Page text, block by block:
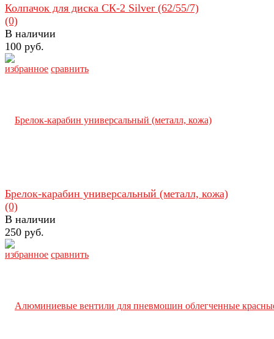
избранное сравнить
Колпачок для диска СК-2 Silver (62/55/7)
(0)
В наличии
100 руб.
избранное сравнить
Брелок-карабин универсальный (металл, кожа)
(0)
В наличии
250 руб.